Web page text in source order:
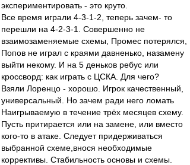
экспериментировать - это круто.
Все время играли 4-3-1-2, теперь зачем- то
перешли на 4-2-3-1. Совершенно не
взаимозаменяемые схемы, Промес потерялся,
Попов не играл с краями давненько, назамену
выйти некому. И на 5 деньков ребус или
кроссворд: как играть с ЦСКА. Для чего?
Взяли Лоренцо - хорошо. Игрок качественный,
универсальный. Но зачем ради него ломать
Наигрываемую в течение трёх месяцев схему.
Пусть притирается или на замене, или вместо
кого-то в атаке. Следует придерживаться
выбранной схеме,внося необходимые
коррективы. Стабильность основы и схемы.